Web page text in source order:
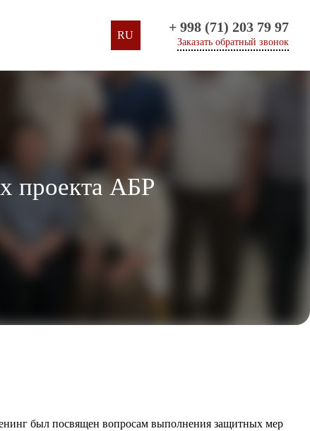
RU
+ 998 (71) 203 79 97
Заказать обратный звонок
проекта АБР
был посвящен вопросам выполнения защитных мер